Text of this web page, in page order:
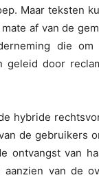
Maar teksten
af van de
die
geleid door
hybride
de gebruikers
ontvangst van
aanzien van de